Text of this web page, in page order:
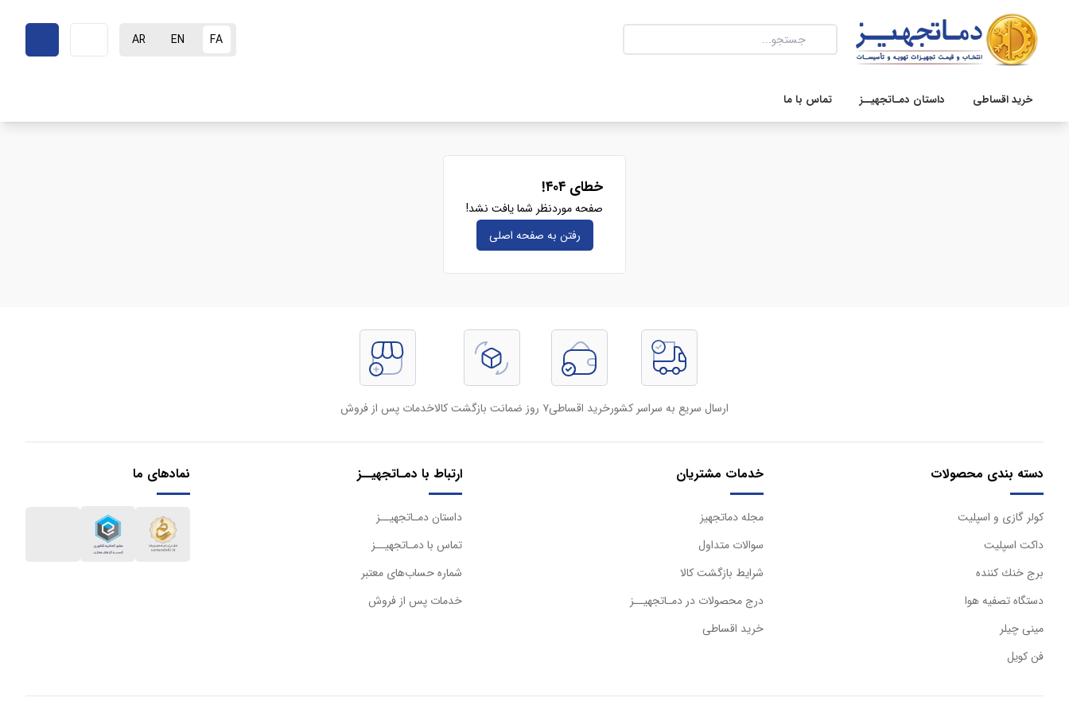
FA
EN
AR
خرید اقساطی داستان دمـاتجهیــز تماس با ما
خطای ۴۰۴!
صفحه موردنظر شما یافت نشد!
رفتن به صفحه‌ اصلی
ارسال سریع به سراسر کشورخرید اقساطی۷ روز ضمانت بازگشت کالا خدمات پس از فروش
دسته بندی محصولات
كولر گازی و اسپليت
داكت اسپليت
برج خنك كننده
دستگاه تصفيه هوا
مینی چیلر
فن کویل
خدمات مشتریان
مجله دماتجهیز
سوالات متداول
شرایط بازگشت کالا
درج محصولات در دمـاتجهیــز
خرید اقساطی
ارتباط با دمـاتجهیــز
داستان دمـاتجهیــز
تماس با دمـاتجهیــز
شماره حساب‌های معتبر
خدمات پس از فروش
نمادهای ما